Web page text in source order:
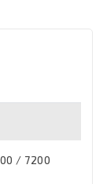
/ 7200